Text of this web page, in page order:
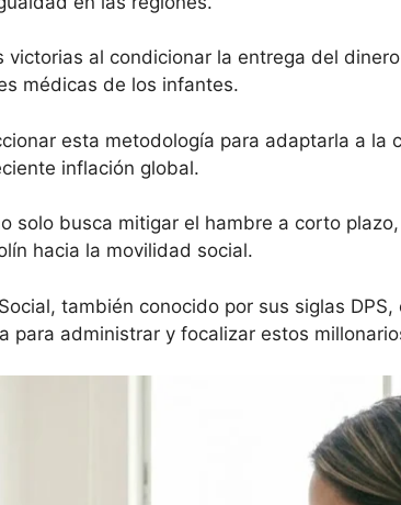
victorias al condicionar la entrega del
médicas de los infantes.
esta metodología para adaptarla a la
inflación global.
solo busca mitigar el hambre a corto
hacia la movilidad social.
también conocido por sus siglas DPS,
para administrar y focalizar estos